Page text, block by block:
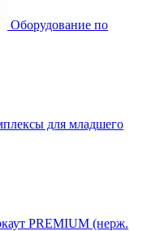
Оборудование по
для младшего
PREMIUM (нерж.